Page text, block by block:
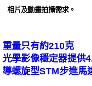
相片及動畫拍攝需求。
重量只有約210克
光學影像穩定器提供
導螺旋型STM步進馬